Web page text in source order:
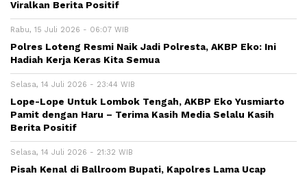
Viralkan Berita Positif
Rabu, 15 Juli 2026 - 06:07 WIB
Polres Loteng Resmi Naik Jadi Polresta, AKBP Eko: Ini
Hadiah Kerja Keras Kita Semua
Selasa, 14 Juli 2026 - 23:44 WIB
Lope-Lope Untuk Lombok Tengah, AKBP Eko Yusmiarto
Pamit dengan Haru – Terima Kasih Media Selalu Kasih
Berita Positif
Selasa, 14 Juli 2026 - 21:32 WIB
Pisah Kenal di Ballroom Bupati, Kapolres Lama Ucap